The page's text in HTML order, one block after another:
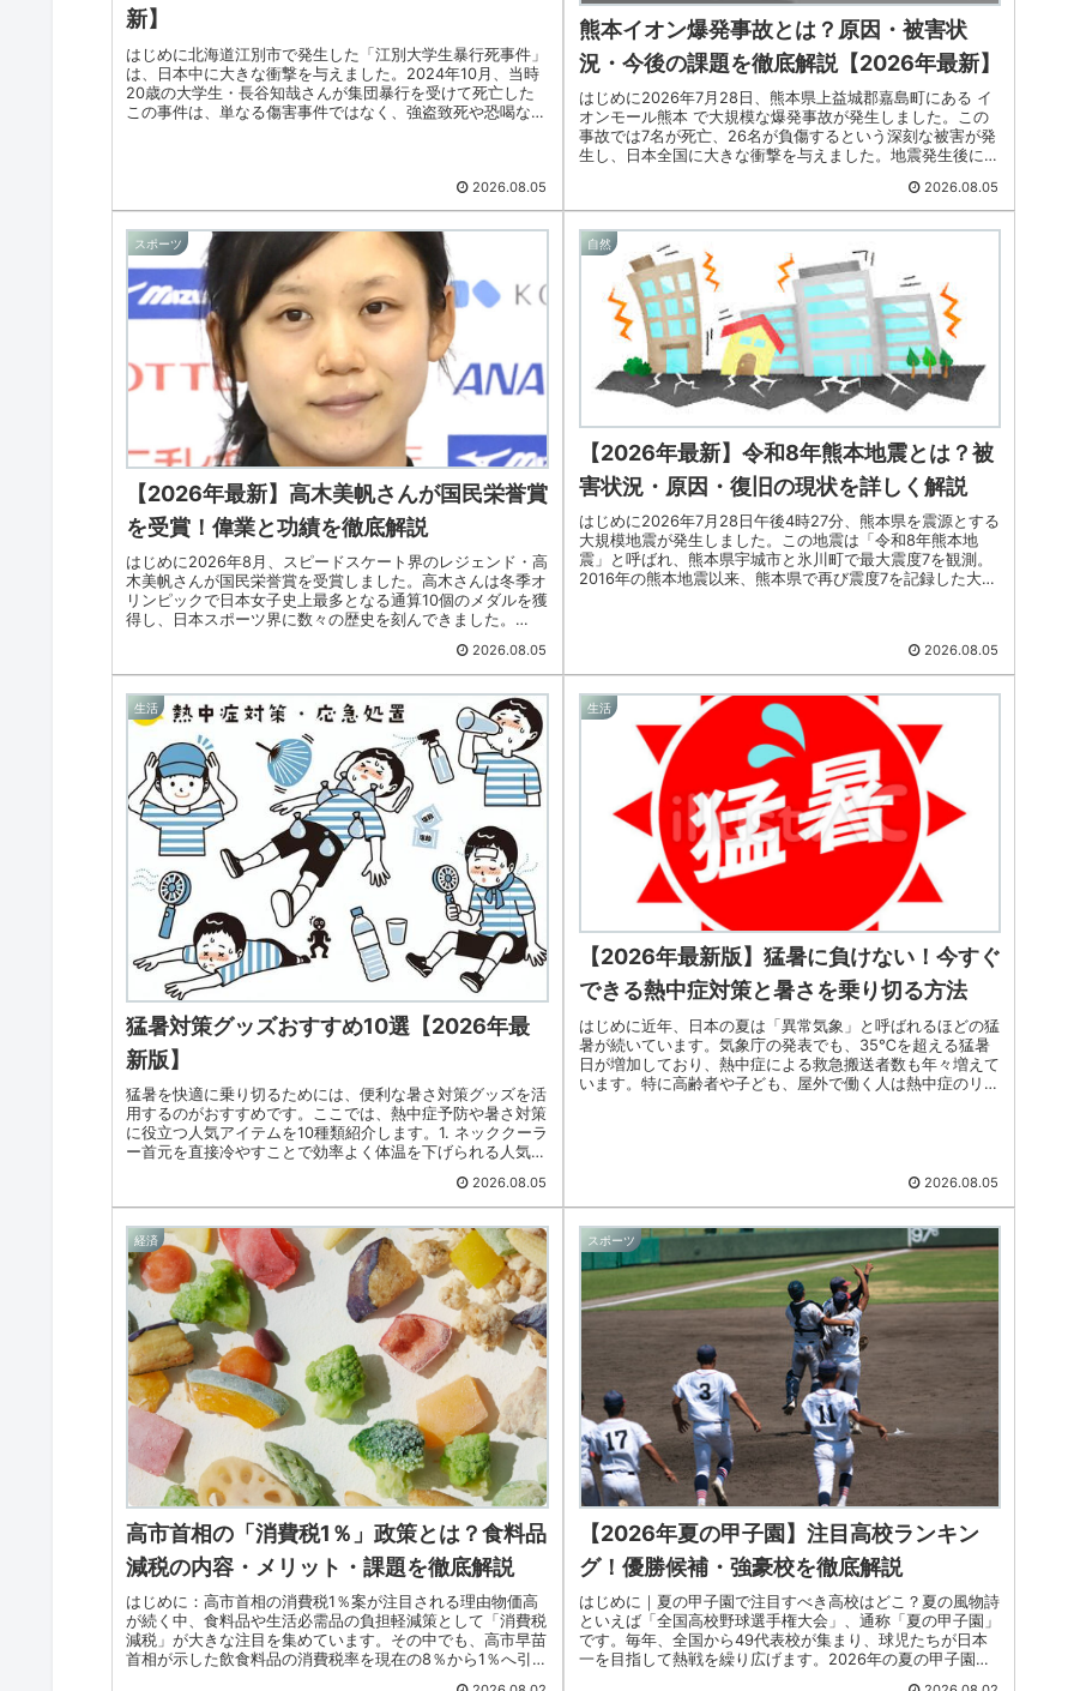
新】
はじめに北海道江別市で発生した「江別大学生暴行死事件」
は、日本中に大きな衝撃を与えました。2024年10月、当時
20歳の大学生・長谷知哉さんが集団暴行を受けて死亡した
この事件は、単なる傷害事件ではなく、強盗致死や恐喝など
2026.08.05
熊本イオン爆発事故とは？原因・被害状
況・今後の課題を徹底解説【2026年最新】
はじめに2026年7月28日、熊本県上益城郡嘉島町にある イ
オンモール熊本 で大規模な爆発事故が発生しました。この
事故では7名が死亡、26名が負傷するという深刻な被害が発
生し、日本全国に大きな衝撃を与えました。地震発生後に起
2026.08.05
スポーツ
【2026年最新】高木美帆さんが国民栄誉賞
を受賞！偉業と功績を徹底解説
はじめに2026年8月、スピードスケート界のレジェンド・高
木美帆さんが国民栄誉賞を受賞しました。高木さんは冬季オ
リンピックで日本女子史上最多となる通算10個のメダルを獲
得し、日本スポーツ界に数々の歴史を刻んできました。
2026.08.05
自然
【2026年最新】令和8年熊本地震とは？被
害状況・原因・復旧の現状を詳しく解説
はじめに2026年7月28日午後4時27分、熊本県を震源とする
大規模地震が発生しました。この地震は「令和8年熊本地
震」と呼ばれ、熊本県宇城市と氷川町で最大震度7を観測。
2016年の熊本地震以来、熊本県で再び震度7を記録した大地
2026.08.05
生活
猛暑対策グッズおすすめ10選【2026年最
新版】
猛暑を快適に乗り切るためには、便利な暑さ対策グッズを活
用するのがおすすめです。ここでは、熱中症予防や暑さ対策
に役立つ人気アイテムを10種類紹介します。1. ネッククーラ
ー首元を直接冷やすことで効率よく体温を下げられる人気ア
2026.08.05
生活
【2026年最新版】猛暑に負けない！今すぐ
できる熱中症対策と暑さを乗り切る方法
はじめに近年、日本の夏は「異常気象」と呼ばれるほどの猛
暑が続いています。気象庁の発表でも、35℃を超える猛暑
日が増加しており、熱中症による救急搬送者数も年々増えて
います。特に高齢者や子ども、屋外で働く人は熱中症のリス
2026.08.05
経済
高市首相の「消費税1％」政策とは？食料品
減税の内容・メリット・課題を徹底解説
はじめに：高市首相の消費税1％案が注目される理由物価高
が続く中、食料品や生活必需品の負担軽減策として「消費税
減税」が大きな注目を集めています。その中でも、高市早苗
首相が示した飲食料品の消費税率を現在の8％から1％へ引き
スポーツ
【2026年夏の甲子園】注目高校ランキン
グ！優勝候補・強豪校を徹底解説
はじめに｜夏の甲子園で注目すべき高校はどこ？夏の風物詩
といえば「全国高校野球選手権大会」、通称「夏の甲子園」
です。毎年、全国から49代表校が集まり、球児たちが日本
一を目指して熱戦を繰り広げます。2026年の夏の甲子園で